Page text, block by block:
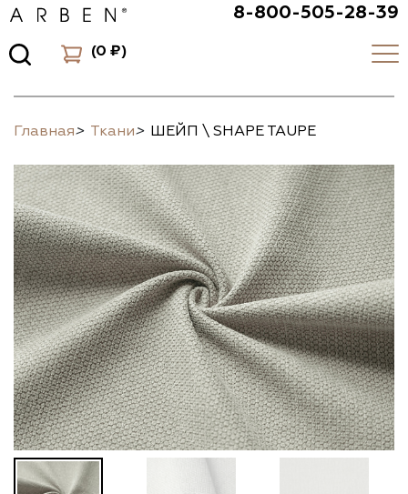
8-800-505-28-39
(0 ₽)
Главная> Ткани> ШЕЙП \ SHAPE TAUPE